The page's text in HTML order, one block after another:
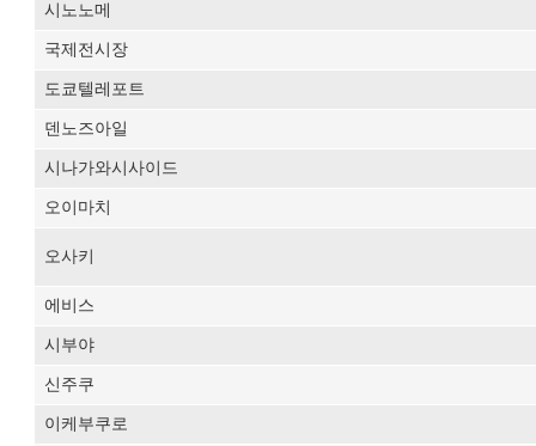
시노노메
국제전시장
도쿄텔레포트
덴노즈아일
시나가와시사이드
오이마치
오사키
에비스
시부야
신주쿠
이케부쿠로